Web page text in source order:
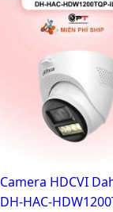
Camera HDCVI
DH-HAC-